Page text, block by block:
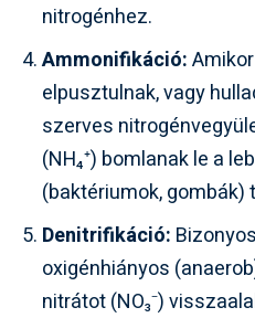
nitrogénhez.
Ammonifikáció:
elpusztulnak, vagy
szerves
(NH₄⁺) bomlanak le a
(baktériumok, gombák)
Denitrifikáció:
oxigénhiányos
nitrátot (NO₃⁻)